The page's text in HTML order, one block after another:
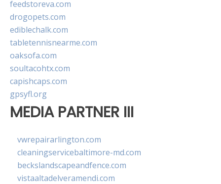
feedstoreva.com
drogopets.com
ediblechalk.com
tabletennisnearme.com
oaksofa.com
soultacohtx.com
capishcaps.com
gpsyfl.org
MEDIA PARTNER III
vwrepairarlington.com
cleaningservicebaltimore-md.com
beckslandscapeandfence.com
vistaaltadelveramendi.com